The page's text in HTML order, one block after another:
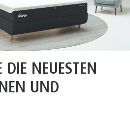
DIE NEUESTEN
UND